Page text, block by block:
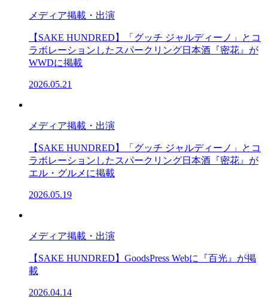
メディア掲載・出演
【SAKE HUNDRED】「グッチ ジャルディーノ」とコ
ラボレーションしたスパークリング日本酒『密花』が
WWDに掲載
2026.05.21
メディア掲載・出演
【SAKE HUNDRED】「グッチ ジャルディーノ」とコ
ラボレーションしたスパークリング日本酒『密花』が
エル・グルメに掲載
2026.05.19
メディア掲載・出演
【SAKE HUNDRED】GoodsPress Webに『百光』が掲
載
2026.04.14